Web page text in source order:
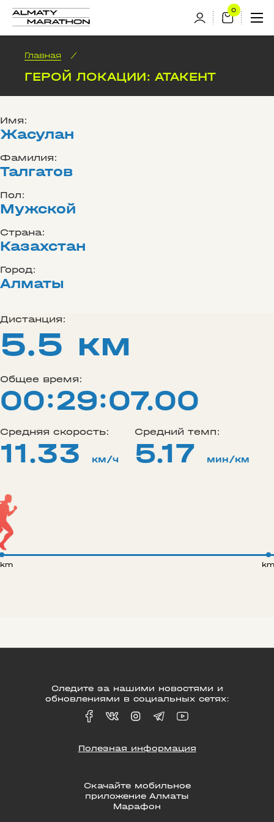
Главная /
ГЕРОЙ ЛОКАЦИИ: АТАКЕНТ
Имя:
Жасулан
Фамилия:
Талгатов
Пол:
Мужской
Страна:
Казахстан
Город:
Алматы
Дистанция:
5.5 км
Общее время:
00:29:07.00
Средняя скорость:
11.33 км/ч
Средний темп:
5.17 мин/км
km
Скачайте мобильное
приложение Алматы
Марафон
Следите за нашими новостями и
обновлениями в социальных сетях:
Полезная информация